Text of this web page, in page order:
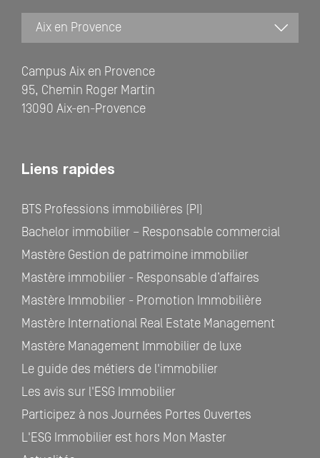
Campus Aix en Provence
95, Chemin Roger Martin
13090 Aix-en-Provence
Liens rapides
BTS Professions immobilières (PI)
Bachelor immobilier – Responsable commercial
Mastère Gestion de patrimoine immobilier
Mastère immobilier - Responsable d’affaires
Mastère Immobilier - Promotion Immobilière
Mastère International Real Estate Management
Mastère Management Immobilier de luxe
Le guide des métiers de l'immobilier
Les avis sur l'ESG Immobilier
Participez à nos Journées Portes Ouvertes
L'ESG Immobilier est hors Mon Master